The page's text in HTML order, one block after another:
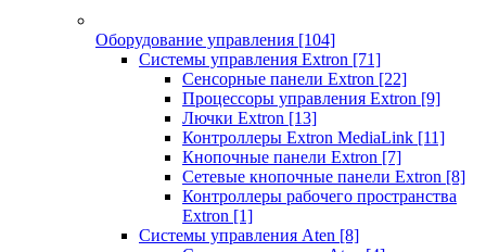
Оборудование управления [104]
Системы управления Extron [71]
Сенсорные панели Extron [22]
Процессоры управления Extron [9]
Лючки Extron [13]
Контроллеры Extron MediaLink [11]
Кнопочные панели Extron [7]
Сетевые кнопочные панели Extron [8]
Контроллеры рабочего пространства
Extron [1]
Системы управления Aten [8]